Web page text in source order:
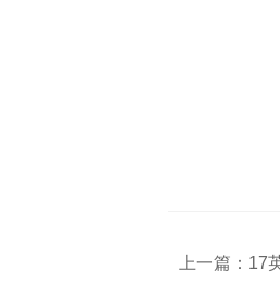
上一篇： 17